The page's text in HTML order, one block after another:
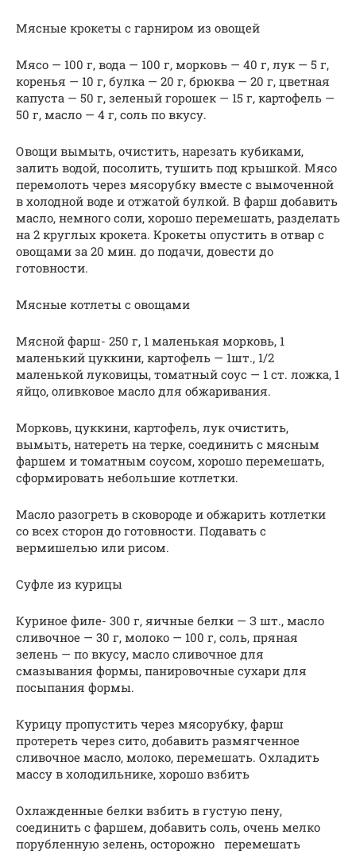
Мясные крокеты с гарниром из овощей
Мясо — 100 г, вода — 100 г, морковь — 40 г, лук — 5 г,
коренья — 10 г, булка — 20 г, брюква — 20 г, цветная
капуста — 50 г, зеленый горошек — 15 г, картофель —
50 г, масло — 4 г, соль по вкусу.
Овощи вымыть, очистить, нарезать кубиками,
залить водой, посолить, тушить под крышкой. Мясо
перемолоть через мясорубку вместе с вымоченной
в холодной воде и отжатой булкой. В фарш добавить
масло, немного соли, хорошо перемешать, разделать
на 2 круглых крокета. Крокеты опустить в отвар с
овощами за 20 мин. до подачи, довести до
готовности.
Мясные котлеты с овощами
Мясной фарш- 250 г, 1 маленькая морковь, 1
маленький цуккини, картофель — 1шт., 1/2
маленькой луковицы, томатный соус — 1 ст. ложка, 1
яйцо, оливковое масло для обжаривания.
Морковь, цуккини, картофель, лук очистить,
вымыть, натереть на терке, соединить с мясным
фаршем и томатным соусом, хорошо перемешать,
сформировать небольшие котлетки.
Масло разогреть в сковороде и обжарить котлетки
со всех сторон до готовности. Подавать с
вермишелью или рисом.
Суфле из курицы
Куриное филе- 300 г, яичные белки — З шт., масло
сливочное — 30 г, молоко — 100 г, соль, пряная
зелень — по вкусу, масло сливочное для
смазывания формы, панировочные сухари для
посыпания формы.
Курицу пропустить через мясорубку, фарш
протереть через сито, добавить размягченное
сливочное масло, молоко, перемешать. Охладить
массу в холодильнике, хорошо взбить
Охлажденные белки взбить в густую пену,
соединить с фаршем, добавить соль, очень мелко
порубленную зелень, осторожно перемешать